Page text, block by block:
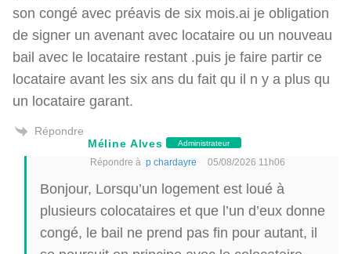
son congé avec préavis de six mois.ai je obligation
de signer un avenant avec locataire ou un nouveau
bail avec le locataire restant .puis je faire partir ce
locataire avant les six ans du fait qu il n y a plus qu
un locataire garant.
Répondre
Méline Alves
Administrateur
Répondre à p chardayre 05/08/2026 11h06
Bonjour, Lorsqu’un logement est loué à
plusieurs colocataires et que l’un d’eux donne
congé, le bail ne prend pas fin pour autant, il